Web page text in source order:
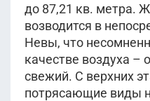
до 87,21 кв. метра.
возводится в
Невы, что
качестве воздуха –
свежий. С верхних
потрясающие виды